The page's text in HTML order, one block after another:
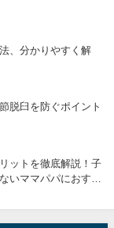
、分かりやすく解
脱臼を防ぐポイント
ットを徹底解説！子
いママパパにおすす